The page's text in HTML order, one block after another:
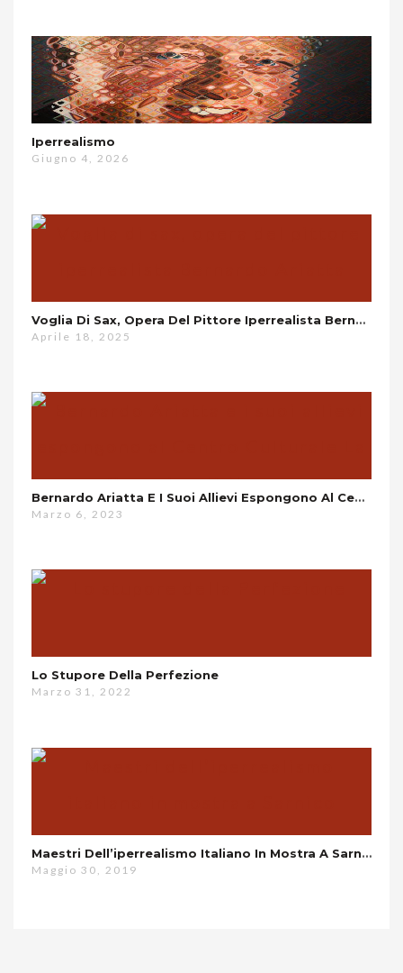
Iperrealismo
Giugno 4, 2026
Voglia Di Sax, Opera Del Pittore Iperrealista Bernardo Ariatta
Aprile 18, 2025
Bernardo Ariatta E I Suoi Allievi Espongono Al Centro Culturale La Canonica Di Novara
Marzo 6, 2023
Lo Stupore Della Perfezione
Marzo 31, 2022
Maestri Dell’iperrealismo Italiano In Mostra A Sarnico
Maggio 30, 2019